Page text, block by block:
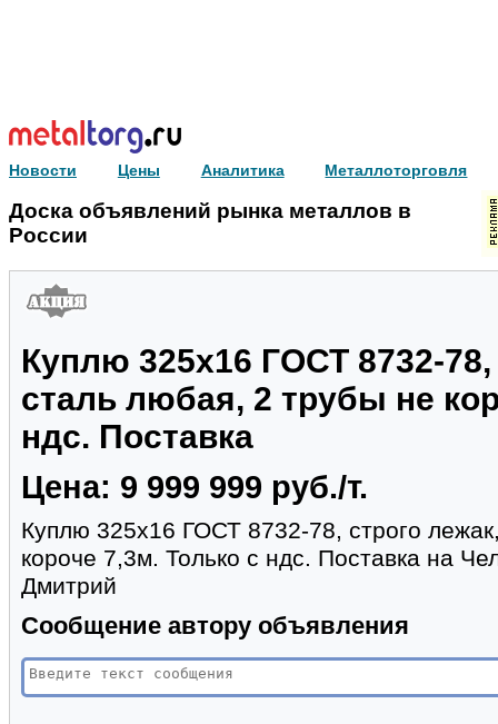
Новости Цены Аналитика Металлоторговля
Доска объявлений рынка металлов в
России
Куплю 325х16 ГОСТ 8732-78,
сталь любая, 2 трубы не
ндс. Поставка
Цена: 9 999 999 руб./т.
Куплю 325х16 ГОСТ 8732-78, строго
короче 7,3м. Только с ндс. Поставка на
Дмитрий
Сообщение автору объявления